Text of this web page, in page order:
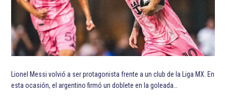
Lionel Messi volvió a ser protagonista frente a un club de la Liga MX. En
esta ocasión, el argentino firmó un doblete en la goleada…